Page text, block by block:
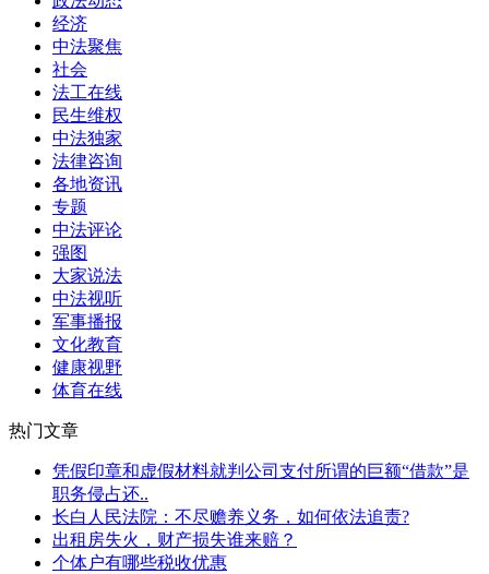
经济
中法聚焦
社会
法工在线
民生维权
中法独家
法律咨询
各地资讯
专题
中法评论
强图
大家说法
中法视听
军事播报
文化教育
健康视野
体育在线
热门文章
凭假印章和虚假材料就判公司支付所谓的巨额“借款”是
职务侵占还..
长白人民法院：不尽赡养义务，如何依法追责?
出租房失火，财产损失谁来赔？
个体户有哪些税收优惠